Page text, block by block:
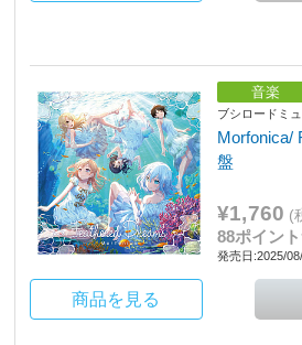
音楽
ブシロードミ
Morfonica/
盤
¥1,760 (
88ポイン
発売日:2025/
商品を見る